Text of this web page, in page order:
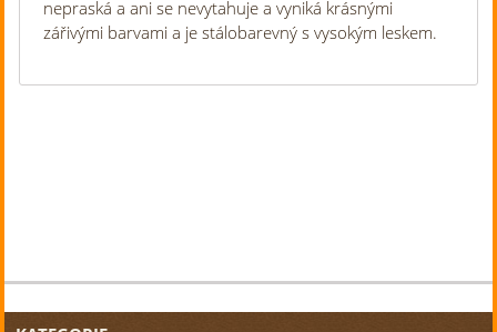
nepraská a ani se nevytahuje a vyniká krásnými
zářivými barvami a je stálobarevný s vysokým leskem.